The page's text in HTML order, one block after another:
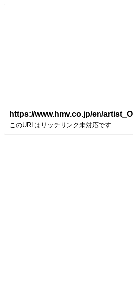
https://www.hmv.co.jp/en/
このURLはリッチリンク未対応です